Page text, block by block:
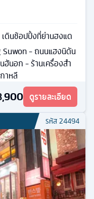
ดินช้อปปิ้งที่ย่านฮงแด
Suwon - ถนนแฮงนิดัน
นอก - ร้านเครื่องสำ
าหลี
ดูรายละเอียด
รหัส24494